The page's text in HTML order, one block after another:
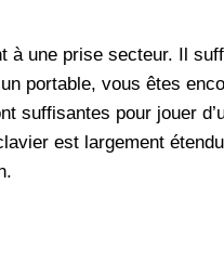
à une prise secteur. Il
portable, vous êtes
suffisantes pour jouer
est largement